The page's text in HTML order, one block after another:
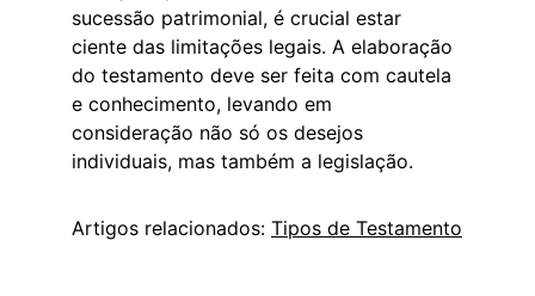
sucessão patrimonial, é crucial estar
ciente das limitações legais. A elaboração
do testamento deve ser feita com cautela
e conhecimento, levando em
consideração não só os desejos
individuais, mas também a legislação.
Artigos relacionados: Tipos de Testamento